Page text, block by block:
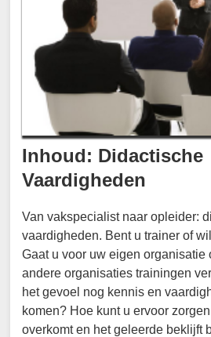
Inhoud: Didactische
Vaardigheden
Van vakspecialist naar opleider:
vaardigheden. Bent u trainer of
Gaat u voor uw eigen organisatie
andere organisaties trainingen
het gevoel nog kennis en
komen? Hoe kunt u ervoor
overkomt en het geleerde beklijft